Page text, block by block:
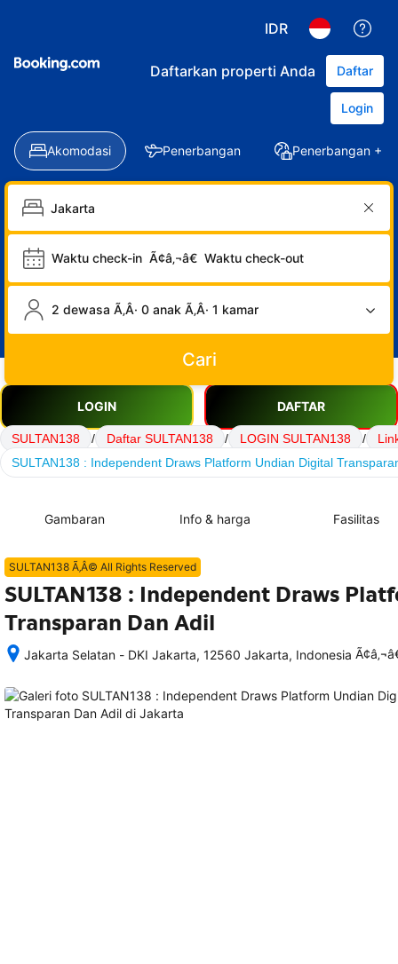
IDR
Daftarkan properti Anda Daftar
Login
Akomodasi Penerbangan Penerbangan +
Waktu check-in Ã¢â‚¬â€ Waktu check-out
2 dewasa Ã‚Â· 0 anak Ã‚Â· 1 kamar
Cari
LOGIN DAFTAR
SULTAN138 / Daftar SULTAN138 / LOGIN SULTAN138 /
SULTAN138 : Independent Draws Platform Undian Digital
Gambaran Info & harga Fasilitas
SULTAN138 Ã‚Â© All Rights Reserved
SULTAN138 : Independent Draws
Transparan Dan Adil
Jakarta Selatan - DKI Jakarta, 12560 Jakarta, Indonesia
memesan,
rincian